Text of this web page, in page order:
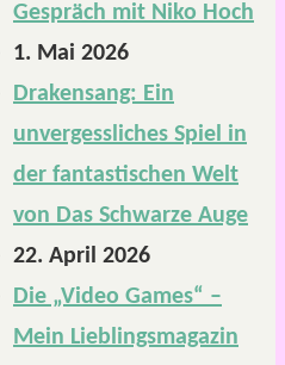
Gespräch mit Niko Hoch
1. Mai 2026
Drakensang: Ein
unvergessliches Spiel in
der fantastischen Welt
von Das Schwarze Auge
22. April 2026
Die „Video Games“ –
Mein Lieblingsmagazin